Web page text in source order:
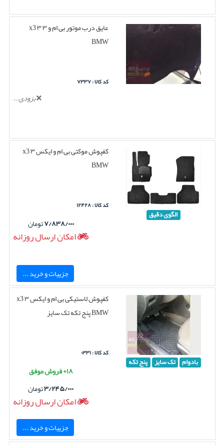
عایق درب موتور بی ام و ۳ ۳ x3
BMW
کد کالا : ۷۳۳۷
بزودی...
الگوی دقیق
کفپوش موکتی بی ام و ایکس ۳ x3
BMW
کد کالا : ۱۲۴۲۸
۷/۸۳۸/۰۰۰تومان
امکان ارسال روزانه
جزییات و خرید ...
بادوام تک سایز پنج تکه
کفپوش لاستیکی بی ام و ایکس ۳ x3
BMW پنج تکه تک سایز
کد کالا : ۰۳۳۱
۱۸+ فروش موفق
۳/۲۴۵/۰۰۰تومان
امکان ارسال روزانه
جزییات و خرید ...